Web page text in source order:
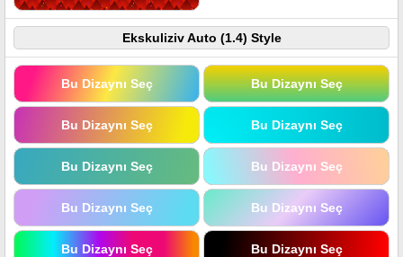
Ekskuliziv Auto (1.4) Style
Bu Dizaynı Seç Bu Dizaynı Seç
Bu Dizaynı Seç Bu Dizaynı Seç
Bu Dizaynı Seç Bu Dizaynı Seç
Bu Dizaynı Seç Bu Dizaynı Seç
Bu Dizaynı Seç Bu Dizaynı Seç